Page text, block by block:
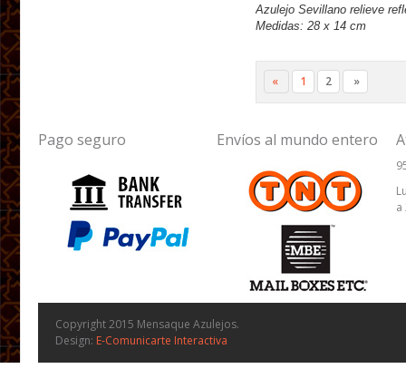
Azulejo Sevillano relieve
Medidas: 28 x 14 cm
« 1 2 »
Pago seguro Envíos al mundo entero
a
Copyright 2015 Mensaque Azulejos.
Design: E-Comunicarte Interactiva